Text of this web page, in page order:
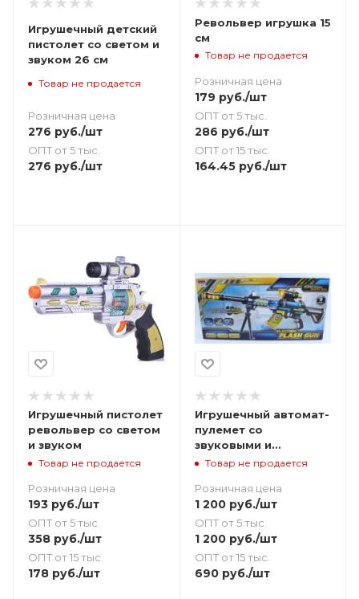
Игрушечный детский
пистолет со светом и
звуком 26 см
Товар не продается
Розничная цена
276 руб./шт
ОПТ от 5 тыс.
276 руб./шт
Револьвер игрушка 15
см
Товар не продается
Розничная цена
179 руб./шт
ОПТ от 5 тыс.
286 руб./шт
ОПТ от 15 тыс.
164.45руб./шт
Игрушечный пистолет
револьвер со светом
и звуком
Товар не продается
Розничная цена
193 руб./шт
ОПТ от 5 тыс.
358 руб./шт
ОПТ от 15 тыс.
178 руб./шт
Игрушечный автомат-
пулемет со
звуковыми и
световыми
Товар не продается
Розничная цена
1 200руб./шт
ОПТ от 5 тыс.
1 200руб./шт
ОПТ от 15 тыс.
690руб./шт